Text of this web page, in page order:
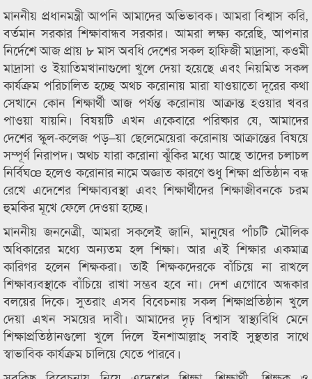
মাননীয় প্রধানমন্ত্রী আপনি আমাদের অভিভাবক। আমরা বিশ্বাস করি,
বর্তমান সরকার শিক্ষাবান্ধব সরকার। আমরা লক্ষ্য করেছি, আপনার
নির্দেশে আজ প্রায় ৮ মাস অবধি দেশের সকল হাফিজী মাদ্রাসা, কওমী
মাদ্রাসা ও ইয়াতিমখানাগুলো খুলে দেয়া হয়েছে এবং নিয়মিত সকল
কার্যক্রম পরিচালিত হচ্ছে অথচ করোনায় মারা যাওয়াতো দূরের কথা
সেখানে কোন শিক্ষার্থী আজ পর্যন্ত করোনায় আক্রান্ত হওয়ার খবর
পাওয়া যায়নি। বিষয়টি এখন একেবারে পরিষ্কার যে, আমাদের
দেশের স্কুল-কলেজ পড়–য়া ছেলেমেয়েরা করোনায় আক্রান্তের বিষয়ে
সম্পূর্ণ নিরাপদ। অথচ যারা করোনা ঝুঁকির মধ্যে আছে তাদের চলাচল
নির্বিঘœ হলেও করোনার নামে অজ্ঞাত কারণে শুধু শিক্ষা প্রতিষ্ঠান বন্ধ
রেখে এদেশের শিক্ষাব্যবস্থা এবং শিক্ষার্থীদের শিক্ষাজীবনকে চরম
হুমকির মূখে ফেলে দেওয়া হচ্ছে।
মাননীয় জননেত্রী, আমরা সকলেই জানি, মানুষের পাঁচটি মৌলিক
অধিকারের মধ্যে অন্যতম হল শিক্ষা। আর এই শিক্ষার একমাত্র
কারিগর হলেন শিক্ষকরা। তাই শিক্ষকদেরকে বাঁচিয়ে না রাখলে
শিক্ষাব্যবস্থাকে বাঁচিয়ে রাখা সম্ভব হবে না। দেশ এগোবে অন্ধকার
বলয়ের দিকে। সুতরাং এসব বিবেচনায় সকল শিক্ষাপ্রতিষ্ঠান খুলে
দেয়া এখন সময়ের দাবী। আমাদের দৃঢ় বিশ্বাস স্বাস্থ্যবিধি মেনে
শিক্ষাপ্রতিষ্ঠানগুলো খুলে দিলে ইনশাআল্লাহ্ সবাই সুস্থতার সাথে
স্বাভাবিক কার্যক্রম চালিয়ে যেতে পারবে।